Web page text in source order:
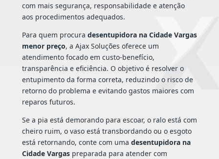
com mais segurança, responsabilidade e atenção
aos procedimentos adequados.
Para quem procura desentupidora na Cidade Vargas
menor preço, a Ajax Soluções oferece um
atendimento focado em custo-benefício,
transparência e eficiência. O objetivo é resolver o
entupimento da forma correta, reduzindo o risco de
retorno do problema e evitando gastos maiores com
reparos futuros.
Se a pia está demorando para escoar, o ralo está com
cheiro ruim, o vaso está transbordando ou o esgoto
está retornando, conte com uma desentupidora na
Cidade Vargaspreparada para atender com